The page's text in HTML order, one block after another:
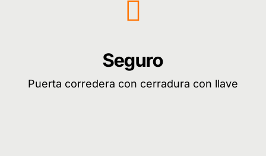
Seguro
Puerta corredera con cerradura con llave